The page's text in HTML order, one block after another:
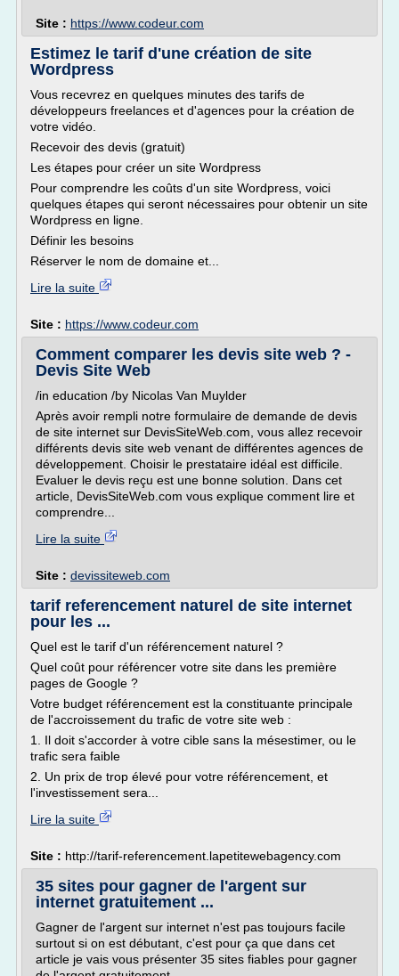
Site : https://www.codeur.com
Estimez le tarif d'une création de site
Wordpress
Vous recevrez en quelques minutes des tarifs de
développeurs freelances et d'agences pour la création de
votre vidéo.
Recevoir des devis (gratuit)
Les étapes pour créer un site Wordpress
Pour comprendre les coûts d'un site Wordpress, voici
quelques étapes qui seront nécessaires pour obtenir un site
Wordpress en ligne.
Définir les besoins
Réserver le nom de domaine et...
Lire la suite
Site : https://www.codeur.com
Comment comparer les devis site web ? -
Devis Site Web
/in education /by Nicolas Van Muylder
Après avoir rempli notre formulaire de demande de devis
de site internet sur DevisSiteWeb.com, vous allez recevoir
différents devis site web venant de différentes agences de
développement. Choisir le prestataire idéal est difficile.
Evaluer le devis reçu est une bonne solution. Dans cet
article, DevisSiteWeb.com vous explique comment lire et
comprendre...
Lire la suite
Site : devissiteweb.com
tarif referencement naturel de site internet
pour les ...
Quel est le tarif d'un référencement naturel ?
Quel coût pour référencer votre site dans les première
pages de Google ?
Votre budget référencement est la constituante principale
de l'accroissement du trafic de votre site web :
1. Il doit s'accorder à votre cible sans la mésestimer, ou le
trafic sera faible
2. Un prix de trop élevé pour votre référencement, et
l'investissement sera...
Lire la suite
Site : http://tarif-referencement.lapetitewebagency.com
35 sites pour gagner de l'argent sur
internet gratuitement ...
Gagner de l'argent sur internet n'est pas toujours facile
surtout si on est débutant, c'est pour ça que dans cet
article je vais vous présenter 35 sites fiables pour gagner